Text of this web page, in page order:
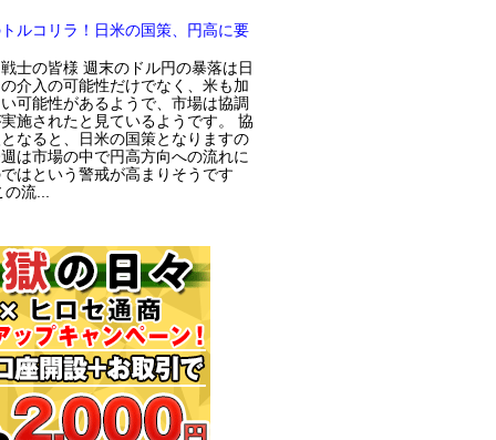
ルコリラ！日米の国策、円高に要
士の皆様 週末のドル円の暴落は日
介入の可能性だけでなく、米も加
可能性があるようで、市場は協調
施されたと見ているようです。 協
なると、日米の国策となりますの
は市場の中で円高方向への流れに
はという警戒が高まりそうです
の流...